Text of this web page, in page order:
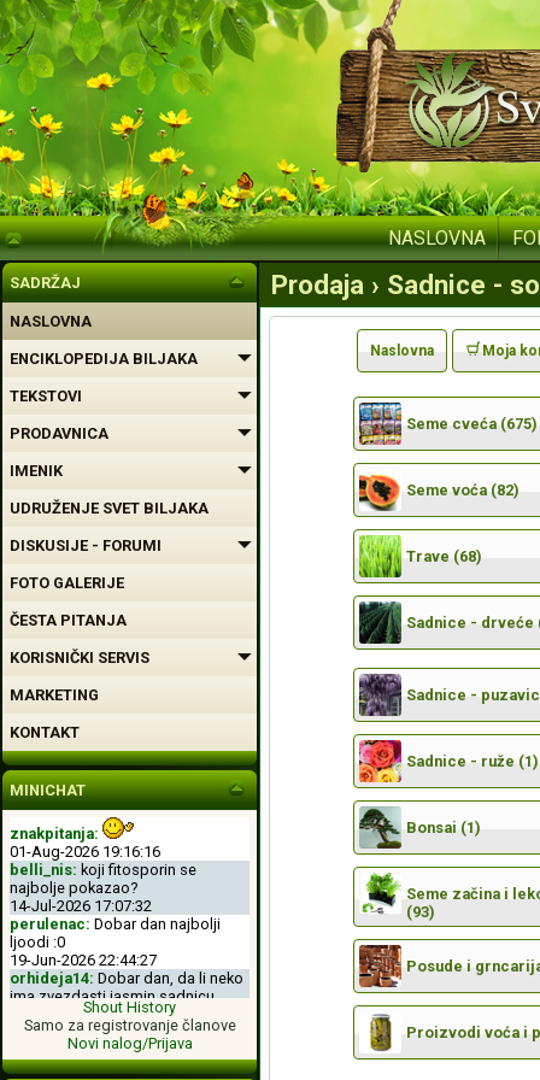
NASLOVNA
SADRŽAJ
NASLOVNA
ENCIKLOPEDIJA BILJAKA
TEKSTOVI
PRODAVNICA
IMENIK
UDRUŽENJE SVET BILJAKA
DISKUSIJE - FORUMI
FOTO GALERIJE
ČESTA PITANJA
KORISNIČKI SERVIS
MARKETING
KONTAKT
MINICHAT
znakpitanja:
01-Aug-2026 19:16:16
belli_nis: koji fitosporin se
najbolje pokazao?
14-Jul-2026 17:07:32
perulenac: Dobar dan najbolji
ljoodi :0
19-Jun-2026 22:44:27
orhideja14: Dobar dan, da li neko
ima zvezdasti jasmin sadnicu.
04-Jun-2026 11:50:00
perulenac:Dobro veche dobri
ljoodi :-D
26-May-2026 23:11:49
Shout History
Samo za registrovanje članove
Novi nalog/Prijava
Prodaja › Sadnice -
Naslovna Moja
Seme cveća (675)
Seme voća (82)
Trave (68)
Sadnice - drveće
Sadnice -
Sadnice - ruže (1)
Bonsai (1)
Seme začina i
(93)
Posude i
Proizvodi voća i